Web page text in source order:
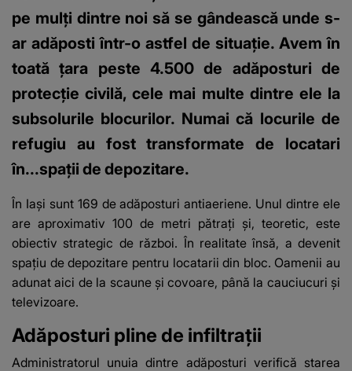
pe mulţi dintre noi să se gândească unde s-
ar adăposti într-o astfel de situaţie. Avem în
toată țara peste 4.500 de adăposturi de
protecție civilă, cele mai multe dintre ele la
subsolurile blocurilor. Numai că locurile de
refugiu au fost transformate de locatari
în...spaţii de depozitare.
În Iași sunt 169 deadăposturi antiaeriene. Unul dintre ele
are aproximativ 100 de metri pătrați și, teoretic, este
obiectiv strategic de război. În realitate însă, a devenit
spațiu de depozitare pentru locatarii din bloc. Oamenii au
adunat aici de la scaune și covoare, până la cauciucuri și
televizoare.
Adăposturi pline de infiltrații
Administratorul unuia dintre adăposturi verifică starea